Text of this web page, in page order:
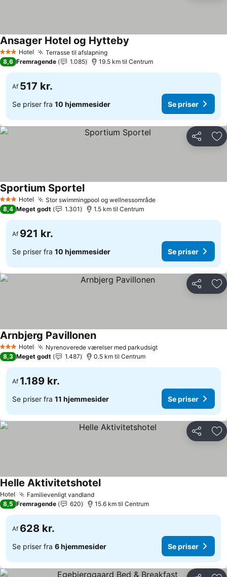
3 StjernerHotel Terrasse til afslapningSe priser
Ansager Hotel og Hytteby
8,6 Fremragende 1.085 19.5 km til Centrum
Af 517 kr.
Se priser fra 10 hjemmesider Se priser
Del
3 StjernerHotel Stor swimmingpool og wellnessområdeSe priser
Sportium SportelSe priser
8,4 Meget godt 1.301 1.5 km til Centrum
Af 921 kr.
Se priser fra 10 hjemmesider Se priser
Del
3 StjernerHotel Nyrenoverede værelser med parkudsigtSe priser
Arnbjerg PavillonenSe priser
8,3 Meget godt 1.487 0.5 km til Centrum
Af 1.189 kr.
Se priser fra 11 hjemmesider Se priser
Del
Hotel Familievenligt vandlandSe priser
Helle AktivitetshotelSe priser
8,5 Fremragende 620 15.6 km til Centrum
Af 628 kr.
Se priser fra 6 hjemmesider Se priser